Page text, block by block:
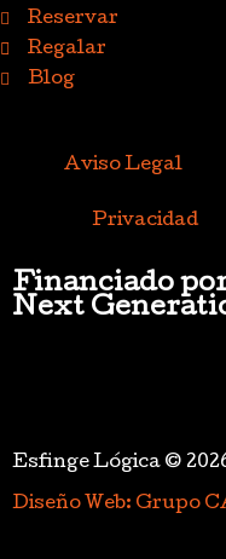
Reservar
Regalar
Blog
Aviso Legal
Privacidad
Financiado
Next
Esfinge Lógica ©
Diseño Web: Grupo